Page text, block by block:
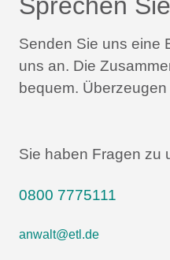
Senden Sie uns eine
uns an. Die
bequem.
Sie haben Fragen zu
0800 7775111
anwalt@etl.de